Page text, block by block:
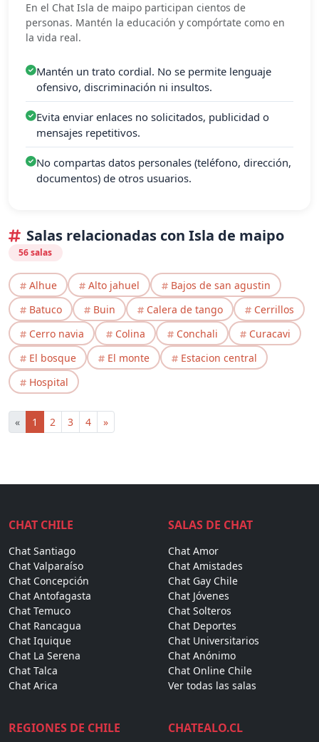
En el Chat Isla de maipo participan cientos de
personas. Mantén la educación y compórtate como en
la vida real.
Mantén un trato cordial. No se permite lenguaje
ofensivo, discriminación ni insultos.
Evita enviar enlaces no solicitados, publicidad o
mensajes repetitivos.
No compartas datos personales (teléfono, dirección,
documentos) de otros usuarios.
Salas relacionadas con Isla de maipo
56 salas
Alhue Alto jahuel
Bajos de san agustin
Batuco
Buin Calera de tango
Cerrillos
Cerro navia
Colina Conchali
Curacavi
El bosque
El monte
Estacion central
Hospital
« 1 2 3 4 »
CHAT CHILE
Chat Santiago
Chat Valparaíso
Chat Concepción
Chat Antofagasta
Chat Temuco
Chat Rancagua
Chat Iquique
Chat La Serena
Chat Talca
Chat Arica
SALAS DE CHAT
Chat Amor
Chat Amistades
Chat Gay Chile
Chat Jóvenes
Chat Solteros
Chat Deportes
Chat Universitarios
Chat Anónimo
Chat Online Chile
Ver todas las salas
REGIONES DE CHILE CHATEALO.CL